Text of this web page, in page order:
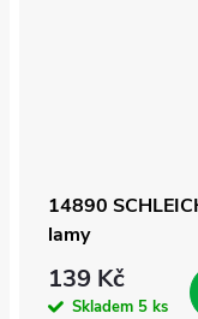
14890
lamy
139 Kč
Skladem 5 ks